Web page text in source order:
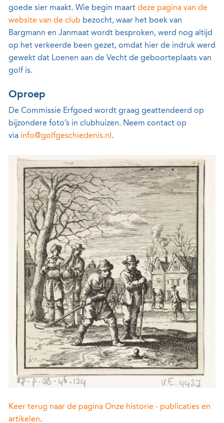
goede sier maakt. Wie begin maart deze pagina van de
website van de club bezocht, waar het boek van
Bargmann en Janmaat wordt besproken, werd nog altijd
op het verkeerde been gezet, omdat hier de indruk werd
gewekt dat Loenen aan de Vecht de geboorteplaats van
golf is.
Oproep
De Commissie Erfgoed wordt graag geattendeerd op
bijzondere foto’s in clubhuizen. Neem contact op
via info@golfgeschiedenis.nl .
Keer terug naar de pagina Onze historie - publicaties en
artikelen.